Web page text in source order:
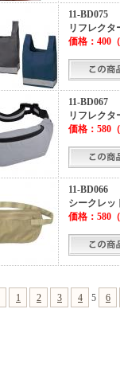
11-BD075
リフレクタ
価格： 400
11-BD067
リフレクタ
価格： 580
11-BD066
シークレッ
価格： 580
1 2 3 4 5 6